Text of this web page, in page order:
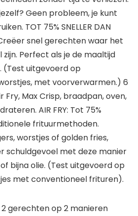
Geen probleem, je kunt
TOT 75% SNELLER DAN
Creëer snel gerechten waar het
zijn. Perfect als je de maaltijd
(Test uitgevoerd op
met voorverwarmen.) 6
Fry, Max Crisp, braadpan, oven,
AIR FRY: Tot 75%
frituurmethoden.
worstjes of golden fries,
schuldgevoel met deze manier
bijna olie. (Test uitgevoerd op
met conventioneel frituren).
gerechten op 2 manieren